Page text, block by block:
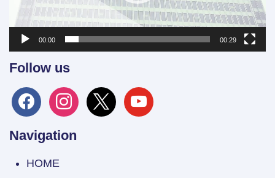
00:00 00:29
Follow us
facebookinstagram
x youtube
Navigation
HOME